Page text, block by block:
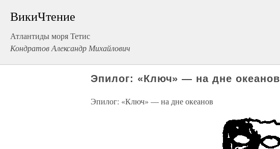
ВикиЧтение
Атлантиды моря Тетис
Кондратов Александр Михайлович
Эпилог: «Ключ» — на дне океанов
Эпилог: «Ключ» — на дне океанов